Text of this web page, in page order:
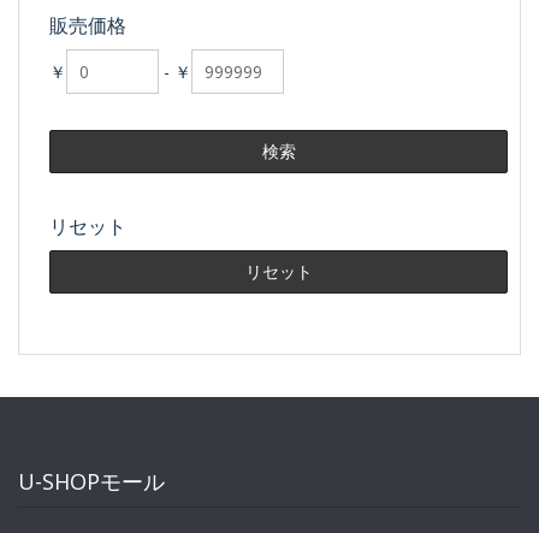
販売価格
￥ - ￥
リセット
U-SHOPモール